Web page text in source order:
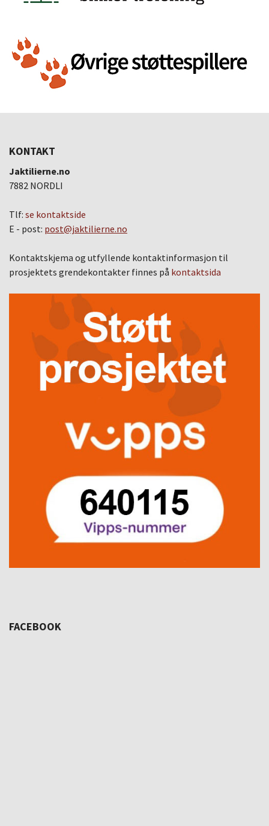
KONTAKT
Jaktilierne.no
7882 NORDLI
Tlf: se kontaktside
E - post: post@jaktilierne.no
Kontaktskjema og utfyllende kontaktinformasjon til
prosjektets grendekontakter finnes på kontaktsida
FACEBOOK